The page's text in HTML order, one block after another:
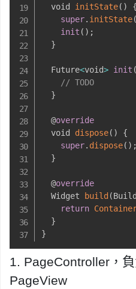
  void
initState( )
{
super. initState(
init ( ) ;
}
  Future
<void> init (
// TODO
}
  @
override
  void
dispose( )
{
super. dispose( ) ;
}
  @
override
  Widget
build (
return
}
}
1. PageController，
PageView